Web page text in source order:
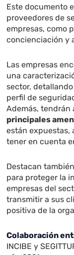
Este documento
proveedores de
empresas, como
concienciación y
Las empresas
una
sector,
perfil de
Además,
principales
están expuestas,
tener en cuenta
Destacan
para proteger la
empresas del
transmitir a sus
positiva de la
Colaboración
INCIBE y